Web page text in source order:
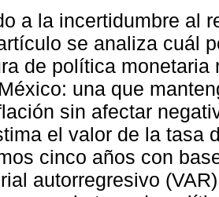
a la incertidumbre al
se analiza cuál
de política monetaria
una que
sin afectar
el valor de la tasa
cinco años con
autorregresivo